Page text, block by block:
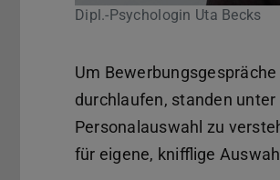
Dipl.-Psychologin Uta Becks
Um
durchlaufen, standen
Personalauswahl zu
für eigene, knifflige